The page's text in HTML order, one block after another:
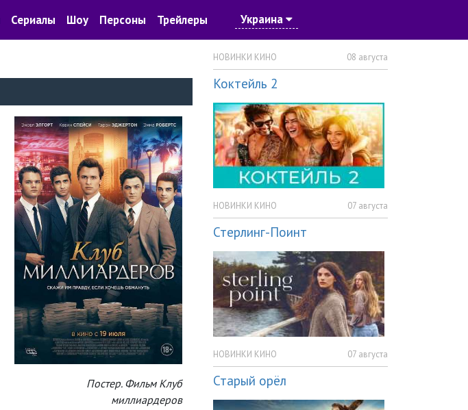
Сериалы Шоу Персоны Трейлеры Украина
Постер. Фильм Клуб
миллиардеров
НОВИНКИ КИНО 08 августа
Коктейль 2
НОВИНКИ КИНО 07 августа
Стерлинг-Поинт
НОВИНКИ КИНО 07 августа
Старый орёл